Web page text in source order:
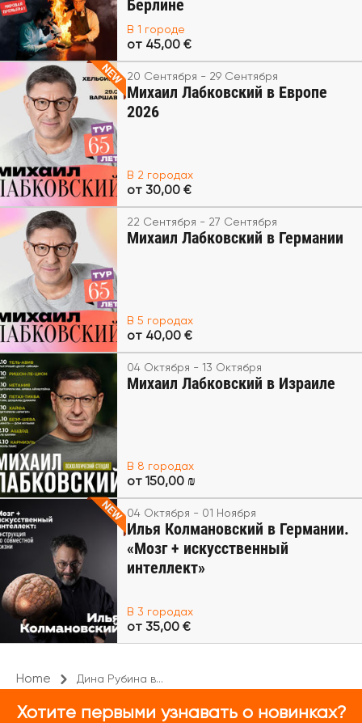
Берлине
В 1 городе
от 45,00 €
20 Сентября - 29 Сентября
Михаил Лабковский в Европе
2026
В 2 городах
от 30,00 €
22 Сентября - 27 Сентября
Михаил Лабковский в Германии
В 5 городах
от 40,00 €
04 Октября - 13 Октября
Михаил Лабковский в Израиле
В 8 городах
от 150,00 ₪
04 Октября - 01 Ноября
Илья Колмановский в Германии.
«Мозг + искусственный
интеллект»
В 3 городах
от 35,00 €
Home Дина Рубина в...
Хотите первыми узнавать о новинках?